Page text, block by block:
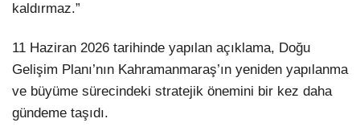
kaldırmaz.”
11 Haziran 2026 tarihinde yapılan açıklama, Doğu
Gelişim Planı’nın Kahramanmaraş’ın yeniden yapılanma
ve büyüme sürecindeki stratejik önemini bir kez daha
gündeme taşıdı.